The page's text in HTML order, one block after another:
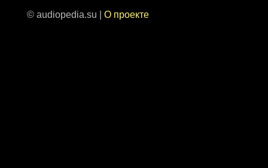
© audiopedia.su | О проекте